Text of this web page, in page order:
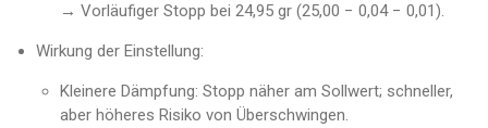
→ Vorläufiger Stopp bei 24,95 gr (25,00 − 0,04 − 0,01).
Wirkung der Einstellung:
Kleinere Dämpfung: Stopp näher am Sollwert; schneller,
aber höheres Risiko von Überschwingen.